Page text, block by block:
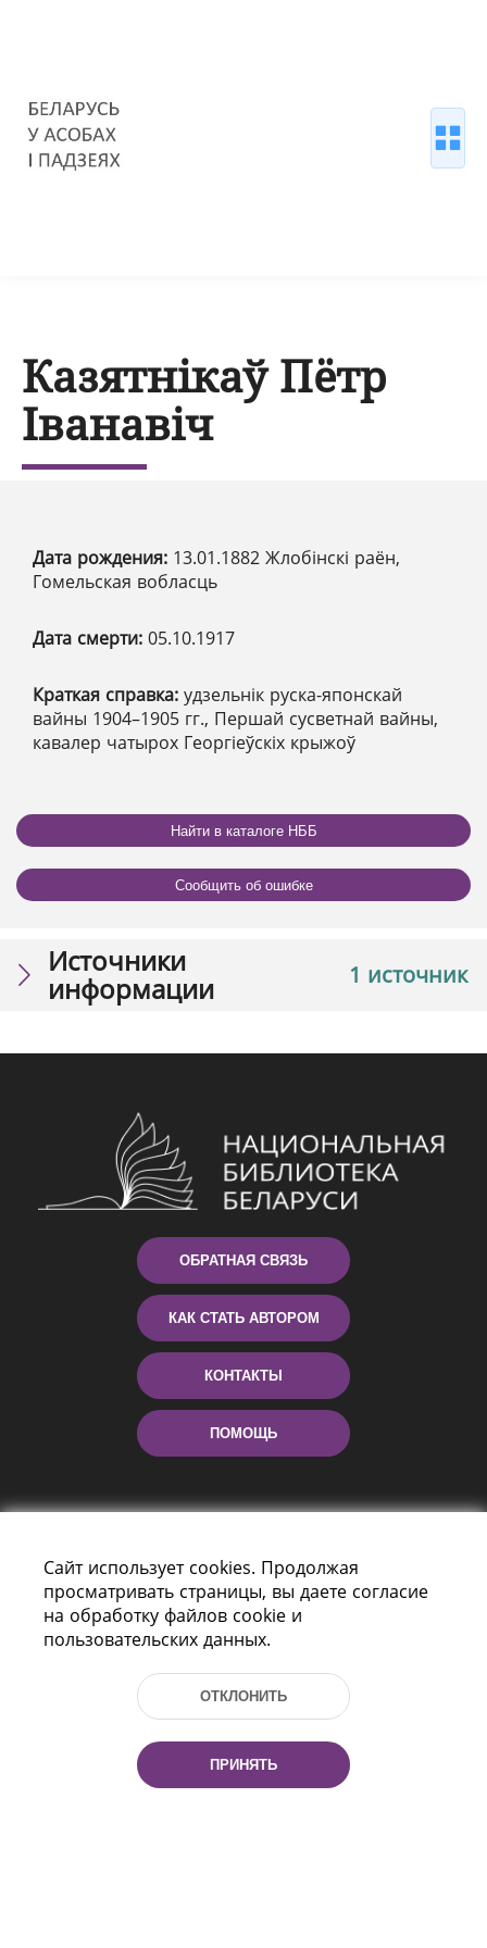
Казятнікаў Пётр
Іванавіч
Дата рождения: 13.01.1882 Жлобінскі раён,
Гомельская вобласць
Дата смерти: 05.10.1917
Краткая справка: удзельнік руска-японскай
вайны 1904–1905 гг., Першай сусветнай вайны,
кавалер чатырох Георгіеўскіх крыжоў
Найти в каталоге НББ
Сообщить об ошибке
1 источник
Источники
информации
ОБРАТНАЯ СВЯЗЬ
КАК СТАТЬ АВТОРОМ
КОНТАКТЫ
ПОМОЩЬ
Пр-т Независимости 116
Тел.: (+375 17) 368 37 37, Факс: (+375 17)
Эл. почта: inbox@nlb.by
Сайт использует cookies. Продолжая
просматривать страницы, вы даете согласие
на обработку файлов cookie и
пользовательских данных.
ОТКЛОНИТЬ
ПРИНЯТЬ